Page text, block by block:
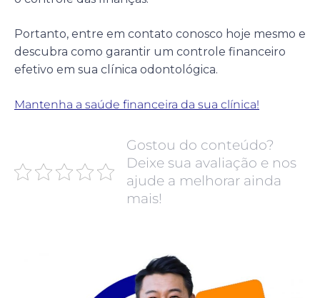
Portanto, entre em contato conosco hoje mesmo e
descubra como garantir um controle financeiro
efetivo em sua clínica odontológica.
Mantenha a saúde financeira da sua clínica!
Gostou do conteúdo?
Deixe sua avaliação e nos
ajude a melhorar ainda
mais!